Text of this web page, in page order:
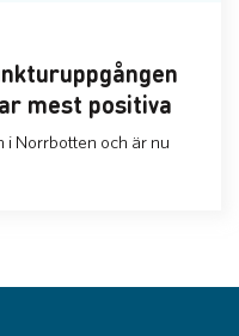
mest positiva
Norrbotten och är nu